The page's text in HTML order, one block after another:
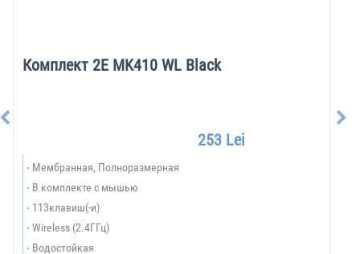
Комплект 2E MK410 WL Black
253 Lei
Мембранная, Полноразмерная
В комплекте с мышью
113клавиш(-и)
Wireless (2.4ГГц)
Водостойкая